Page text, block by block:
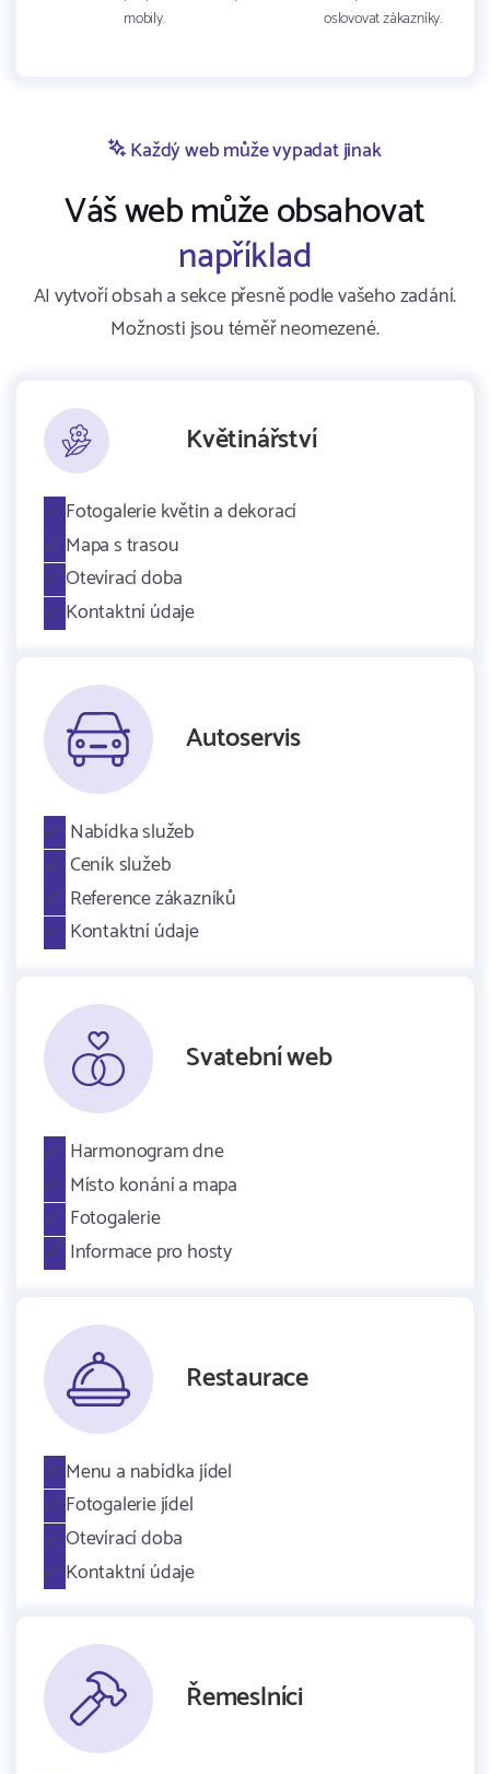
mobily.
oslovovat zákazníky.
Každý web může vypadat jinak
Váš web může obsahovat
například
AI vytvoří obsah a sekce přesně podle vašeho zadání.
Možnosti jsou téměř neomezené.
Květinářství
Fotogalerie květin a dekorací
Mapa s trasou
Otevírací doba
Kontaktní údaje
Autoservis
Nabídka služeb
Ceník služeb
Reference zákazníků
Kontaktní údaje
Svatební web
Harmonogram dne
Místo konání a mapa
Fotogalerie
Informace pro hosty
Restaurace
Menu a nabídka jídel
Fotogalerie jídel
Otevírací doba
Kontaktní údaje
Řemeslníci